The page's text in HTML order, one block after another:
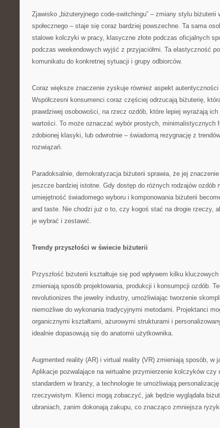
Zjawisko „biżuteryjnego code-switchingu” – zmiany stylu
społecznego – staje się coraz bardziej powszechne. Ta sama
stalowe kolczyki w pracy, klasyczne złote podczas oficjalnych
podczas weekendowych wyjść z przyjaciółmi. Ta elastyczność
komunikatu do konkretnej sytuacji i grupy odbiorców.
Coraz większe znaczenie zyskuje również aspekt
Współczesni konsumenci coraz częściej odrzucają biżuterię,
prawdziwej osobowości, na rzecz ozdób, które lepiej wyrażają
wartości. To może oznaczać wybór prostych, minimalistycznych
zdobionej klasyki, lub odwrotnie – świadomą rezygnację z
rozwiązań.
Paradoksalnie, demokratyzacja biżuterii sprawia, że jej
jeszcze bardziej istotne. Gdy dostęp do różnych rodzajów ozdób
umiejętność świadomego wyboru i komponowania biżuterii
and taste. Nie chodzi już o to, czy kogoś stać na drogie rzeczy,
je wybrać i zestawić.
Trendy przyszłości w świecie biżuterii
Przyszłość biżuterii kształtuje się pod wpływem kilku
zmieniają sposób projektowania, produkcji i konsumpcji ozdób.
revolutionizes the jewelry industry, umożliwiając tworzenie
niemożliwe do wykonania tradycyjnymi metodami. Projektanci
organicznymi kształtami, ażurowymi strukturami i
idealnie dopasowują się do anatomii użytkownika.
Augmented reality (AR) i virtual reality (VR) zmieniają sposób, w
Aplikacje pozwalające na wirtualne przymierzenie kolczyków czy
standardem w branży, a technologie te umożliwiają
rzeczywistym. Klienci mogą zobaczyć, jak będzie wyglądała
ubraniach, zanim dokonają zakupu, co znacząco zmniejsza